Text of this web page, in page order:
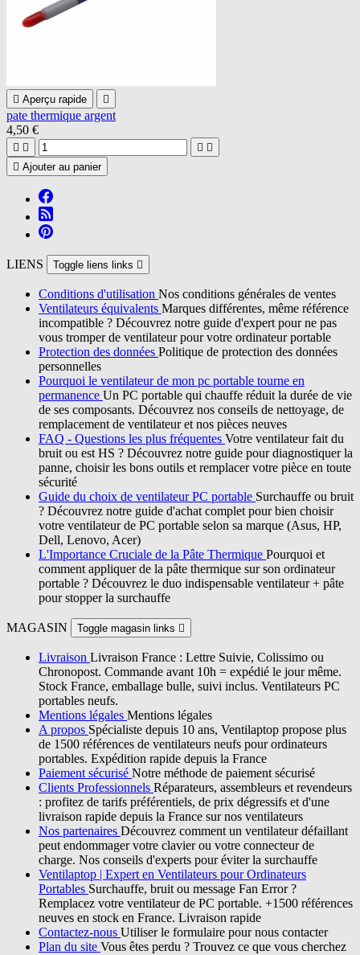
 Aperçu rapide 
pate thermique argent
4,50 €
   
 Ajouter au panier
LIENS Toggle liens links 
Conditions d'utilisation Nos conditions générales de ventes
Ventilateurs équivalents Marques différentes, même référence
incompatible ? Découvrez notre guide d'expert pour ne pas
vous tromper de ventilateur pour votre ordinateur portable
Protection des données Politique de protection des données
personnelles
Pourquoi le ventilateur de mon pc portable tourne en
permanence Un PC portable qui chauffe réduit la durée de vie
de ses composants. Découvrez nos conseils de nettoyage, de
remplacement de ventilateur et nos pièces neuves
FAQ - Questions les plus fréquentes Votre ventilateur fait du
bruit ou est HS ? Découvrez notre guide pour diagnostiquer la
panne, choisir les bons outils et remplacer votre pièce en toute
sécurité
Guide du choix de ventilateur PC portable Surchauffe ou bruit
? Découvrez notre guide d'achat complet pour bien choisir
votre ventilateur de PC portable selon sa marque (Asus, HP,
Dell, Lenovo, Acer)
L'Importance Cruciale de la Pâte Thermique Pourquoi et
comment appliquer de la pâte thermique sur son ordinateur
portable ? Découvrez le duo indispensable ventilateur + pâte
pour stopper la surchauffe
MAGASIN Toggle magasin links 
Livraison Livraison France : Lettre Suivie, Colissimo ou
Chronopost. Commande avant 10h = expédié le jour même.
Stock France, emballage bulle, suivi inclus. Ventilateurs PC
portables neufs.
Mentions légales Mentions légales
A propos Spécialiste depuis 10 ans, Ventilaptop propose plus
de 1500 références de ventilateurs neufs pour ordinateurs
portables. Expédition rapide depuis la France
Paiement sécurisé Notre méthode de paiement sécurisé
Clients Professionnels Réparateurs, assembleurs et revendeurs
: profitez de tarifs préférentiels, de prix dégressifs et d'une
livraison rapide depuis la France sur nos ventilateurs
Nos partenaires Découvrez comment un ventilateur défaillant
peut endommager votre clavier ou votre connecteur de
charge. Nos conseils d'experts pour éviter la surchauffe
Ventilaptop | Expert en Ventilateurs pour Ordinateurs
Portables Surchauffe, bruit ou message Fan Error ?
Remplacez votre ventilateur de PC portable. +1500 références
neuves en stock en France. Livraison rapide
Contactez-nous Utiliser le formulaire pour nous contacter
Plan du site Vous êtes perdu ? Trouvez ce que vous cherchez